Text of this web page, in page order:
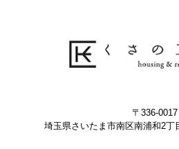
〒336-0017
埼玉県さいたま市南区南浦和2丁